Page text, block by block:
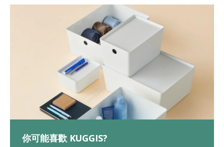
你可能喜歡 KUGGIS?